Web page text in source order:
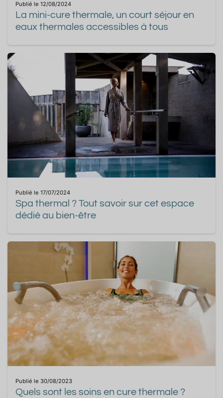
Publié le 12/08/2024
La mini-cure thermale, un court séjour en
eaux thermales accessibles à tous
Publié le 17/07/2024
Spa thermal ? Tout savoir sur cet espace
dédié au bien-être
Publié le 30/08/2023
Quels sont les soins en cure thermale ?